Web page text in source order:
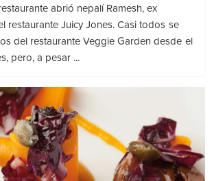
abrió nepalí Ramesh, ex
restaurante Juicy Jones. Casi todos se
del restaurante Veggie Garden desde el
pero, a pesar ...